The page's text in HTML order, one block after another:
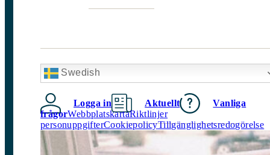
Swedish
Logga in Aktuellt
Vanliga
frågorWebbplatskartaRiktlinjer
personuppgifterCookiepolicyTillgänglighetsredogörelse